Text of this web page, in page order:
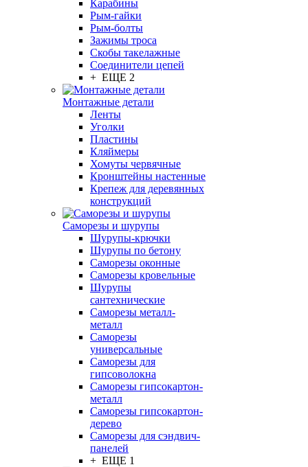
Карабины
Рым-гайки
Рым-болты
Зажимы троса
Скобы такелажные
Соединители цепей
+ ЕЩЕ 2
Монтажные детали
Ленты
Уголки
Пластины
Кляймеры
Хомуты червячные
Кронштейны настенные
Крепеж для деревянных
конструкций
Саморезы и шурупы
Шурупы-крючки
Шурупы по бетону
Саморезы оконные
Саморезы кровельные
Шурупы
сантехнические
Саморезы металл-
металл
Саморезы
универсальные
Саморезы для
гипсоволокна
Саморезы гипсокартон-
металл
Саморезы гипсокартон-
дерево
Саморезы для сэндвич-
панелей
+ ЕЩЕ 1